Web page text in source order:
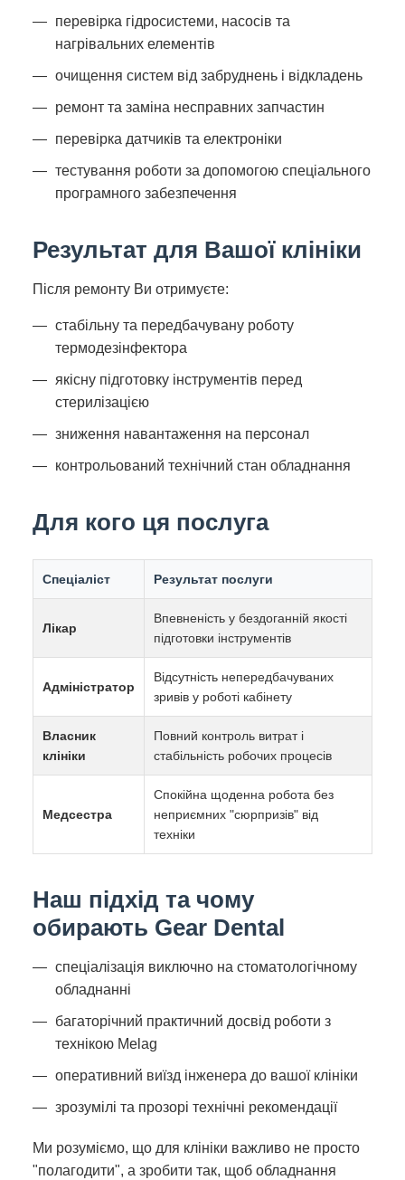
перевірка гідросистеми, насосів та
нагрівальних елементів
очищення систем від забруднень і відкладень
ремонт та заміна несправних запчастин
перевірка датчиків та електроніки
тестування роботи за допомогою спеціального
програмного забезпечення
Результат для Вашої клініки
Після ремонту Ви отримуєте:
стабільну та передбачувану роботу
термодезінфектора
якісну підготовку інструментів перед
стерилізацією
зниження навантаження на персонал
контрольований технічний стан обладнання
Для кого ця послуга
Спеціаліст Результат послуги
Лікар
Впевненість у бездоганній якості
підготовки інструментів
Адміністратор
Відсутність непередбачуваних
зривів у роботі кабінету
Власник
клініки
Повний контроль витрат і
стабільність робочих процесів
Медсестра
Спокійна щоденна робота без
неприємних "сюрпризів" від
техніки
Наш підхід та чому
обирають Gear Dental
спеціалізація виключно на стоматологічному
обладнанні
багаторічний практичний досвід роботи з
технікою Melag
оперативний виїзд інженера до вашої клініки
зрозумілі та прозорі технічні рекомендації
Ми розуміємо, що для клініки важливо не просто
"полагодити", а зробити так, щоб обладнання